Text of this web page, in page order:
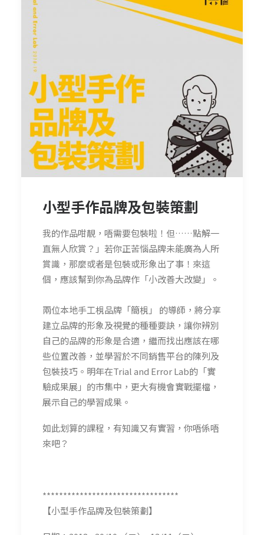
小型手作品牌及包裝策劃
我的作品咁靚，唔需要包裝啦！但……點解一
直無人欣賞 ？」若你正苦惱品牌未能廣為人所
賞識，那麼或者是包裝或形象出了事！來這
個，應該幫到你為品牌作「小改善大改變 」。
兩位本地手工梘品牌「簡梘」 的導師，將分享
建立品牌的形象及視覺的種種要訣，讓你辨別
自己的品牌的形象是合適，繼而找出應該在哪
些位置改善 ，並學習於不同銷售平台的陳列及
包裝技巧。明年在Trial and Error Lab的「實
驗成果展」的市集中，更大有機會實戰擺檔，
展示自己的學習成果。
如此划算的課程，有知識又有實習，你唔係唔
來吧？
*********************************
【小型手作品牌及包裝策劃】